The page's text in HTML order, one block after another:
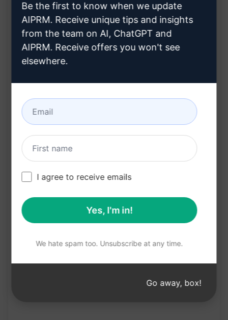
vantagem competitiva significativa.
Recursos do Prompt:
descrições meta otimizadas para produtos de
comércio eletrônico.
Personaliza as informações, como tipo de
produto e localização, para garantir
relevância.
impulsionar o SEO e a visibilidade online.
Ajuda a aumentar o tráfego qualificado e a
Be the first to know when we update
AIPRM. Receive unique tips and insights
from the team on AI, ChatGPT and
AIPRM. Receive offers you won't see
elsewhere.
I agree to receive emails
Yes, I'm in!
We hate spam too. Unsubscribe at any time.
Go away, box!